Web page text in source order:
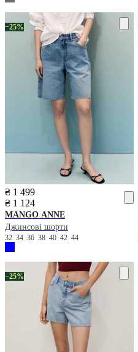
−25%
₴ 1 499
₴ 1 124
MANGO ANNE
Джинсові шорти
32 34 36 38 40 42 44
−25%